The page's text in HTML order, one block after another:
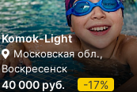
Komok-Light
Московская обл.,
Воскресенск
40 000 руб. -17%